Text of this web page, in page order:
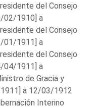
del Consejo
02/1910] a
del Consejo
01/1911] a
del Consejo
04/1911] a
de Gracia y
a 12/03/1912
Interino